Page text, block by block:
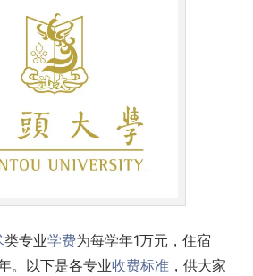
类专业学费为每学年1万元，住宿
。以下是各专业收费标准，供大家